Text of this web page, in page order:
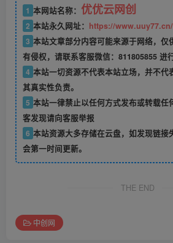
1 本网站名称： 优优云网创
2 本站永久网址： https://www.uuy77.cn/
3 本站文章部分内容可能来源于网络，仅
有侵权，请联系客服微信：811805855 进
4 本站一切资源不代表本站立场，并不代
其真实性负责。
5 本站一律禁止以任何方式发布或转载任
客发现请向客服举报
6 本站资源大多存储在云盘，如发现链接
会第一时间更新。
THE END
中创网